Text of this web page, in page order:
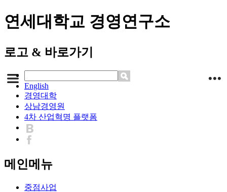
연세대학교 경영연구소
로고 & 바로가기
English
경영대학
상남경영원
4차 산업혁명 플랫폼
메인메뉴
중점사업